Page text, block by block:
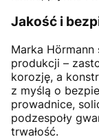
Jakość i
Marka
produkcji –
korozję, a
z myślą o
prowadnice,
podzespoły
trwałość.